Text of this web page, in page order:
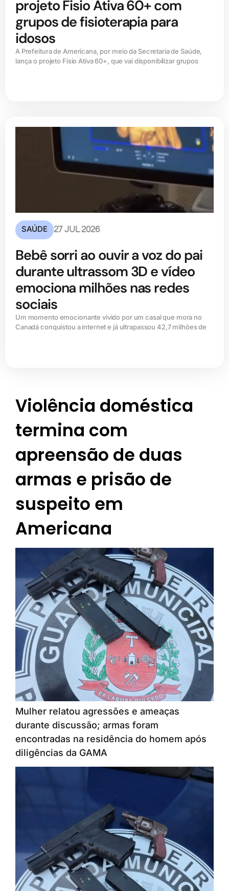
projeto Fisio Ativa 60+ com
grupos de fisioterapia para
idosos
A Prefeitura de Americana, por meio da Secretaria de Saúde,
lança o projeto Fisio Ativa 60+, que vai disponibilizar grupos
SAÚDE 27 JUL 2026
Bebê sorri ao ouvir a voz do pai
durante ultrassom 3D e vídeo
emociona milhões nas redes
sociais
Um momento emocionante vivido por um casal que mora no
Canadá conquistou a internet e já ultrapassou 42,7 milhões de
Violência doméstica
termina com
apreensão de duas
armas e prisão de
suspeito em
Americana
Mulher relatou agressões e ameaças
durante discussão; armas foram
encontradas na residência do homem após
diligências da GAMA